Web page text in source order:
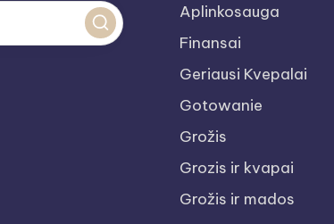
Aplinkosauga
Finansai
Geriausi Kvepalai
Gotowanie
Grožis
Grozis ir kvapai
Grožis ir mados